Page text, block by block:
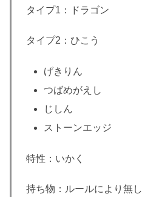
タイプ1：ドラゴン
タイプ2：ひこう
げきりん
つばめがえし
じしん
ストーンエッジ
特性：いかく
持ち物：ルールにより無し